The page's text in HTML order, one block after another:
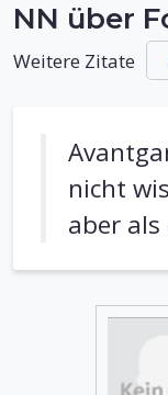
NN über
Weitere Zitate
nicht
aber